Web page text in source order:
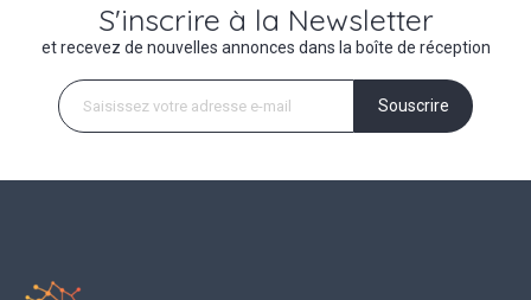
S'inscrire à la Newsletter
et recevez de nouvelles annonces dans la boîte de réception
Souscrire